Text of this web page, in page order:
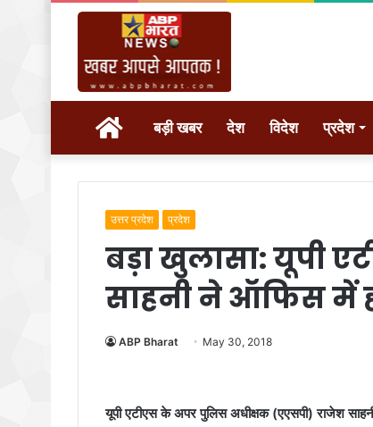
होम बड़ी खबर देश विदेश प्रदेश
उत्तर प्रदेश प्रदेश
बड़ा खुलासा: यूपी
साहनी ने ऑफिस में
ABP Bharat May 30, 2018
यूपी एटीएस के अपर पुलिस अधीक्षक (एएसपी) राजेश